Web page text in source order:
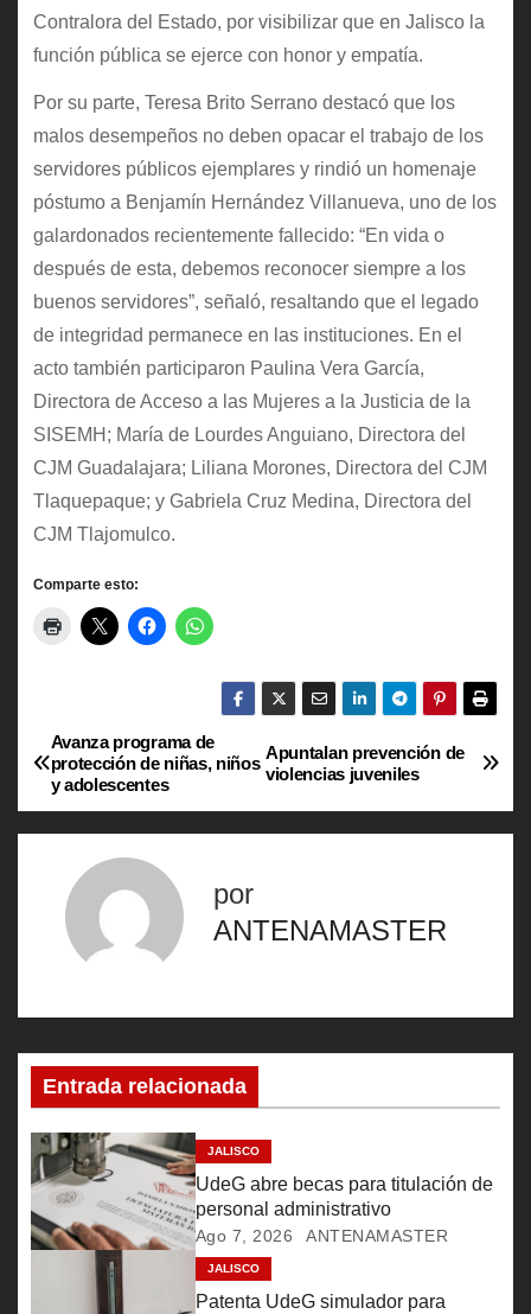
Contralora del Estado, por visibilizar que en Jalisco la
función pública se ejerce con honor y empatía.
Por su parte, Teresa Brito Serrano destacó que los
malos desempeños no deben opacar el trabajo de los
servidores públicos ejemplares y rindió un homenaje
póstumo a Benjamín Hernández Villanueva, uno de los
galardonados recientemente fallecido: “En vida o
después de esta, debemos reconocer siempre a los
buenos servidores”, señaló, resaltando que el legado
de integridad permanece en las instituciones. En el
acto también participaron Paulina Vera García,
Directora de Acceso a las Mujeres a la Justicia de la
SISEMH; María de Lourdes Anguiano, Directora del
CJM Guadalajara; Liliana Morones, Directora del CJM
Tlaquepaque; y Gabriela Cruz Medina, Directora del
CJM Tlajomulco.
Comparte esto:
N
a
c
i
ó
n
d
Apuntalan prevención de
violencias juveniles
Avanza programa de
protección de niñas, niños
y adolescentes
por
ANTENAMASTER
Entrada relacionada
JALISCO
UdeG abre becas para titulación de
personal administrativo
Ago 7, 2026 ANTENAMASTER
JALISCO
Patenta UdeG simulador para